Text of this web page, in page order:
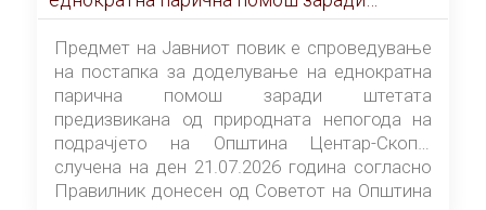
штетата предизвикана од природната
непогода на подрачјето на Општина
Центар-Скопје случена на ден 21.07.2026
година
Предмет на Јавниот повик е спроведување
на постапка за доделување на еднократна
парична помош заради штетата
предизвикана од природната непогода на
подрачјето на Општина Центар-Скопје
случена на ден 21.07.2026 година согласно
Правилник донесен од Советот на Општина